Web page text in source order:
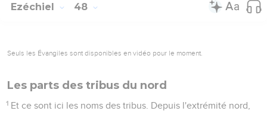
Ezéchiel 48
Seuls les Évangiles sont disponibles en vidéo pour le moment.
Les parts des tribus du nord
1 Et ce sont ici les noms des tribus. Depuis l'extrémité nord,